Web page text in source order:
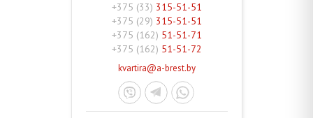
+375 (33) 315-51-51
+375 (29) 315-51-51
+375 (162) 51-51-71
+375 (162) 51-51-72
kvartira@a-brest.by